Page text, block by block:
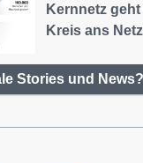
Kernnetz
Kreis ans Netz
Stories und